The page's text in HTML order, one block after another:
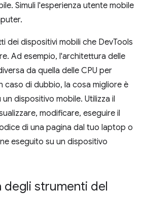
Simuli l'esperienza utente mobile
dei dispositivi mobili che DevTools
Ad esempio, l'architettura delle
da quella delle CPU per
caso di dubbio, la cosa migliore è
dispositivo mobile. Utilizza il
modificare, eseguire il
di una pagina dal tuo laptop o
eseguito su un dispositivo
degli strumenti del